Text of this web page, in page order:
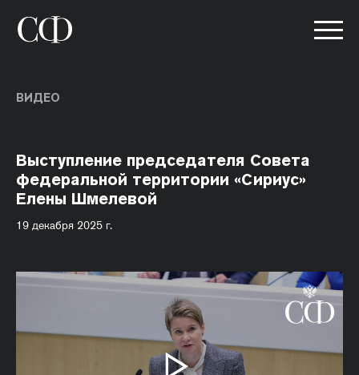
ВИДЕО
Выступление председателя Совета
федеральной территории «Сириус»
Елены Шмелевой
19 декабря 2025 г.